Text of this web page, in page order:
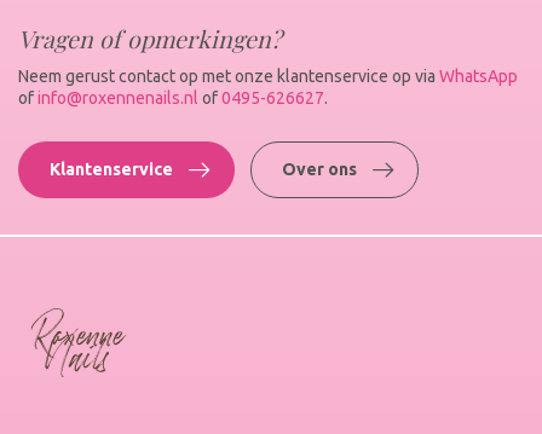
Vragen of opmerkingen?
Neem gerust contact op met onze klantenservice op via WhatsApp
ofinfo@roxennenails.nl of0495-626627.
Klantenservice Over ons